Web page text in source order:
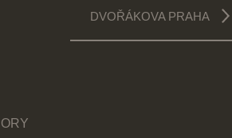
DVOŘÁKOVA PRAHA